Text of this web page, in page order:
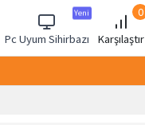
Pc Uyum Sihirbazı
Yeni
Karşılaştır
0